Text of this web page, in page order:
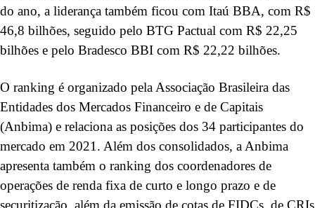
do ano, a liderança também ficou com Itaú BBA, com R$
46,8 bilhões, seguido pelo BTG Pactual com R$ 22,25
bilhões e pelo Bradesco BBI com R$ 22,22 bilhões.
O ranking é organizado pela Associação Brasileira das
Entidades dos Mercados Financeiro e de Capitais
(Anbima) e relaciona as posições dos 34 participantes do
mercado em 2021. Além dos consolidados, a Anbima
apresenta também o ranking dos coordenadores de
operações de renda fixa de curto e longo prazo e de